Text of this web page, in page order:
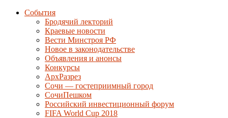
События
Бродячий лекторий
Краевые новости
Вести Минстроя РФ
Новое в законодательстве
Объявления и анонсы
Конкурсы
АрхРазрез
Сочи — гостеприимный город
СочиПешком
Российский инвестиционный форум
FIFA World Cup 2018